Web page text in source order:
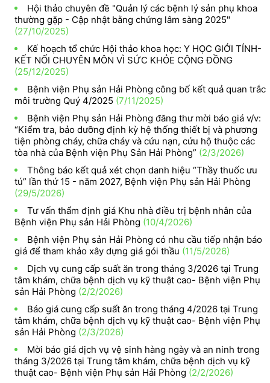
Hội thảo chuyên đề "Quản lý các bệnh lý sản phụ khoa
thường gặp - Cập nhật bằng chứng lâm sàng 2025"
(27/10/2025)
Kế hoạch tổ chức Hội thảo khoa học: Y HỌC GIỚI TÍNH-
KẾT NỐI CHUYÊN MÔN VÌ SỨC KHỎE CỘNG ĐỒNG
(25/12/2025)
Bệnh viện Phụ sản Hải Phòng công bố kết quả quan trắc
môi trường Quý 4/2025 (7/11/2025)
Bệnh viện Phụ sản Hải Phòng đăng thư mời báo giá v/v:
“Kiểm tra, bảo dưỡng định kỳ hệ thống thiết bị và phương
tiện phòng cháy, chữa cháy và cứu nạn, cứu hộ thuộc các
tòa nhà của Bệnh viện Phụ Sản Hải Phòng” (2/3/2026)
Thông báo kết quả xét chọn danh hiệu “Thầy thuốc ưu
tú” lần thứ 15 - năm 2027, Bệnh viện Phụ sản Hải Phòng
(29/5/2026)
Tư vấn thẩm định giá Khu nhà điều trị bệnh nhân của
Bệnh viện Phụ sản Hải Phòng (10/4/2026)
Bệnh viện Phụ sản Hải Phòng có nhu cầu tiếp nhận báo
giá để tham khảo xây dựng giá gói thầu (11/5/2026)
Dịch vụ cung cấp suất ăn trong tháng 3/2026 tại Trung
tâm khám, chữa bệnh dịch vụ kỹ thuật cao- Bệnh viện Phụ
sản Hải Phòng (2/2/2026)
Báo giá cung cấp suất ăn trong tháng 4/2026 tại Trung
tâm khám, chữa bệnh dịch vụ kỹ thuật cao- Bệnh viện Phụ
sản Hải Phòng (2/3/2026)
Mời báo giá dịch vụ vệ sinh hàng ngày và an ninh trong
tháng 3/2026 tại Trung tâm khám, chữa bệnh dịch vụ kỹ
thuật cao- Bệnh viện Phụ sản Hải Phòng (2/2/2026)